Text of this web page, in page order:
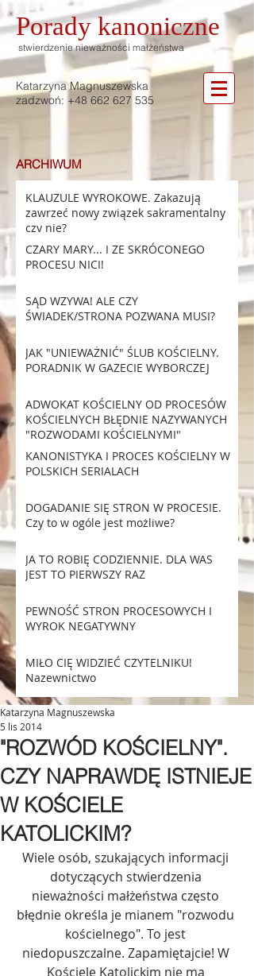
Poradykanoniczne
stwierdzenie nieważności małżeństwa
Katarzyna Magnuszewska
zadzwoń: +48 662 627 535
ARCHIWUM
KLAUZULE WYROKOWE. Zakazują
zawrzeć nowy związek sakramentalny
czy nie?
CZARY MARY... I ZE SKRÓCONEGO
PROCESU NICI!
SĄD WZYWA! ALE CZY
ŚWIADEK/STRONA POZWANA MUSI?
JAK "UNIEWAŻNIĆ" ŚLUB KOŚCIELNY.
PORADNIK W GAZECIE WYBORCZEJ
ADWOKAT KOŚCIELNY OD PROCESÓW
KOŚCIELNYCH BŁĘDNIE NAZYWANYCH
"ROZWODAMI KOŚCIELNYMI"
KANONISTYKA I PROCES KOŚCIELNY W
POLSKICH SERIALACH
DOGADANIE SIĘ STRON W PROCESIE.
Czy to w ogóle jest możliwe?
JA TO ROBIĘ CODZIENNIE. DLA WAS
JEST TO PIERWSZY RAZ
PEWNOŚĆ STRON PROCESOWYCH I
WYROK NEGATYWNY
MIŁO CIĘ WIDZIEĆ CZYTELNIKU!
Nazewnictwo
"ROZWÓD KOŚCIELNY".
CZY NAPRAWDĘ ISTNIEJE
W KOŚCIELE
KATOLICKIM?
Katarzyna Magnuszewska
5 lis 2014
Wiele osób, szukających informacji
dotyczących stwierdzenia
nieważności małżeństwa często
błędnie określa je mianem "rozwodu
kościelnego". To jest
niedopuszczalne. Zapamiętajcie! W
Kościele Katolickim nie ma